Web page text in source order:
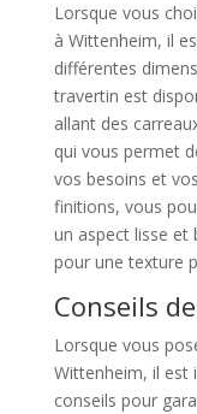
Lorsque vous
à Wittenheim, il
différentes
travertin est
allant des
qui vous permet
vos besoins et
finitions, vous
un aspect lisse et
pour une texture
Conseils
Lorsque vous
Wittenheim, il est
conseils pour